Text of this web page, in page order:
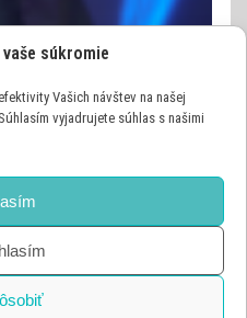
súkromie
Vašich návštev na našej
vyjadrujete súhlas s našimi
TROSKU VIAC UHOL